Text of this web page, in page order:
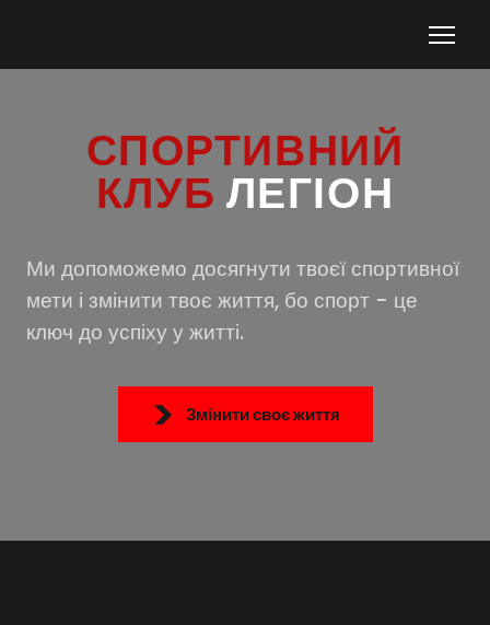
СПОРТИВНИЙ
КЛУБ ЛЕГІОН
Ми допоможемо досягнути твоєї спортивної
мети і змінити твоє життя, бо спорт - це
ключ до успіху у житті.
Змінити своє життя